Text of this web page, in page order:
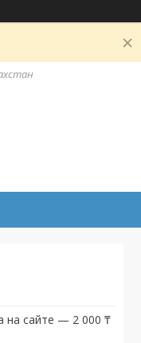
на сайте — 2 000 ₸